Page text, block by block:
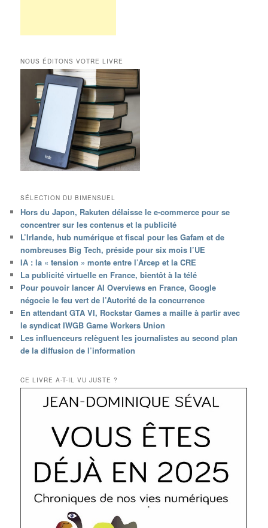
NOUS ÉDITONS VOTRE LIVRE
SÉLECTION DU BIMENSUEL
Hors du Japon, Rakuten délaisse le e-commerce pour se
concentrer sur les contenus et la publicité
L’Irlande, hub numérique et fiscal pour les Gafam et de
nombreuses Big Tech, préside pour six mois l’UE
IA : la « tension » monte entre l’Arcep et la CRE
La publicité virtuelle en France, bientôt à la télé
Pour pouvoir lancer AI Overviews en France, Google
négocie le feu vert de l’Autorité de la concurrence
En attendant GTA VI, Rockstar Games a maille à partir avec
le syndicat IWGB Game Workers Union
Les influenceurs relèguent les journalistes au second plan
de la diffusion de l’information
CE LIVRE A-T-IL VU JUSTE ?